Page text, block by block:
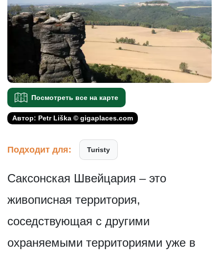
Посмотреть все на карте
Автор: Petr Liška © gigaplaces.com
Подходит для: Turisty
Саксонская Швейцария – это
живописная территория,
соседствующая с другими
охраняемыми территориями уже в